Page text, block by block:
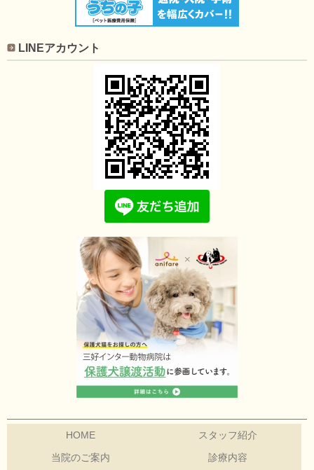
LINEアカウント
HOME
スタッフ紹介
当院のご案内
診療内容